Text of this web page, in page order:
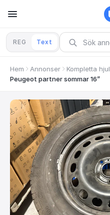
REG Text
Hem Annonser Kompletta hjul
Peugeot partner sommar 16”